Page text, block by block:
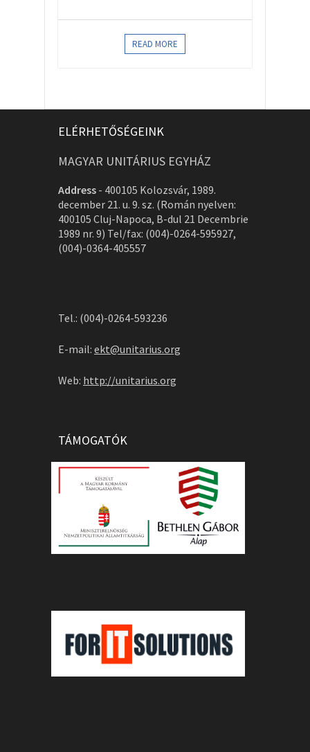
READ MORE
ELÉRHETŐSÉGEINK
MAGYAR UNITÁRIUS EGYHÁZ
Address - 400105 Kolozsvár, 1989.
december 21. u. 9. sz. (Román nyelven:
400105 Cluj-Napoca, B-dul 21 Decembrie
1989 nr. 9) Tel/fax: (004)-0264-595927,
(004)-0364-405557
Tel.: (004)-0264-593236
E-mail: ekt@unitarius.org
Web: http://unitarius.org
TÁMOGATÓK